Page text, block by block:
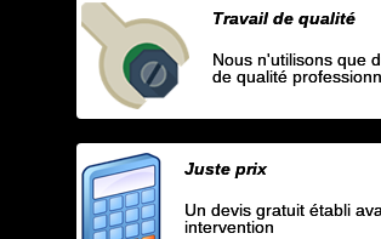
Travail de qualité
Nous n'utilisons que
de qualité
Juste prix
Un devis gratuit établi
intervention